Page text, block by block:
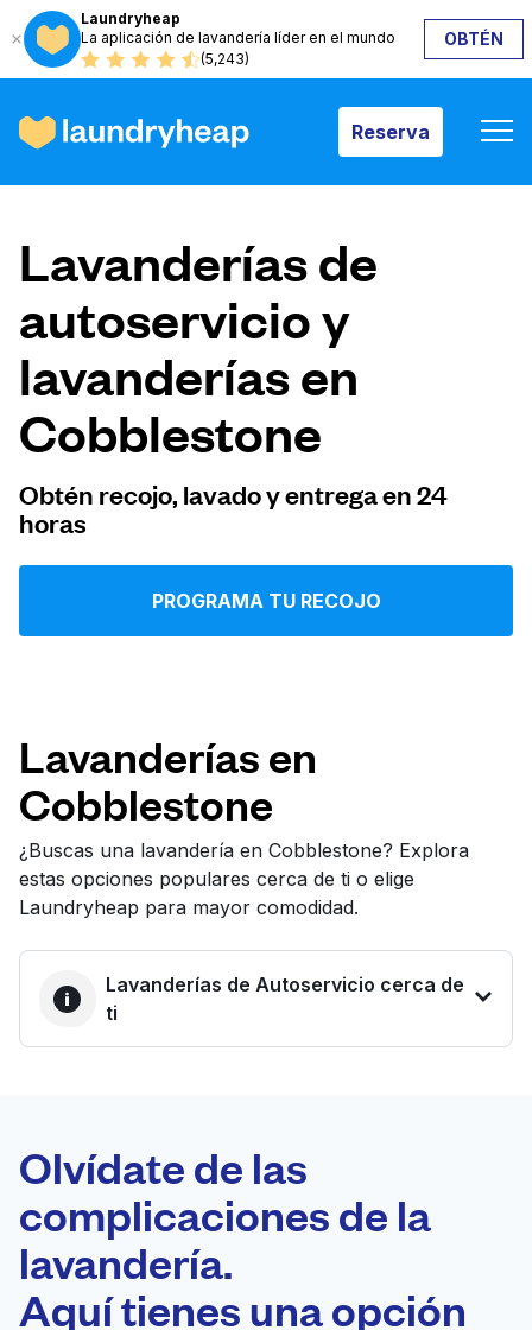
Laundryheap
La aplicación de lavandería líder en el mundo
(5,243)
OBTÉN
Reserva
Reserva
Cómo funciona
Precios y servicios
Quiénes somos
Iniciar sesión
Síguenos en
Lavanderías de
autoservicio y
lavanderías en
Cobblestone
Obtén recojo, lavado y entrega en 24
horas
PROGRAMA TU RECOJO
Lavanderías en
Cobblestone
¿Buscas una lavandería en Cobblestone? Explora
estas opciones populares cerca de ti o elige
Laundryheap para mayor comodidad.
Lavanderías de Autoservicio cerca de
ti
Laundryheap.com
Programa tu recogida
0 min
Recojo y entrega
Olvídate de las
complicaciones de la
lavandería.
Aquí tienes una opción